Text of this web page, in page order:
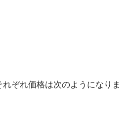
ぞれ価格は次のようになりま